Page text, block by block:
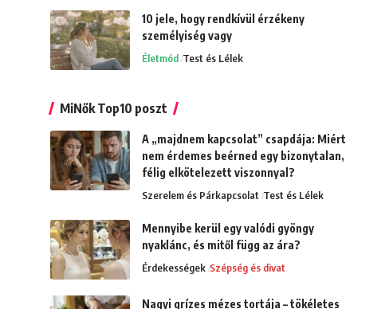
10 jele, hogy rendkívül érzékeny
személyiség vagy
Életmód Test és Lélek
MiNők Top10 poszt
A „majdnem kapcsolat” csapdája: Miért
nem érdemes beérned egy bizonytalan,
félig elkötelezett viszonnyal?
Szerelem és Párkapcsolat Test és Lélek
Mennyibe kerül egy valódi gyöngy
nyaklánc, és mitől függ az ára?
Érdekességek Szépség és divat
Nagyi grízes mézes tortája – tökéletes